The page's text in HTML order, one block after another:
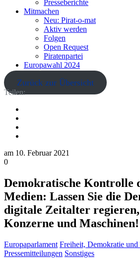
Presseberichte
Mitmachen
Neu: Pirat-o-mat
Aktiv werden
Folgen
Open Request
Piratenpartei
Europawahl 2024
Zurück zur Übersicht
Teilen:
am 10. Februar 2021
0
Demokratische Kontrolle
Medien: Lassen Sie die
digitale Zeitalter
Konzerne und Maschinen!
Europaparlament Freiheit, Demokratie und
Pressemitteilungen Sonstiges